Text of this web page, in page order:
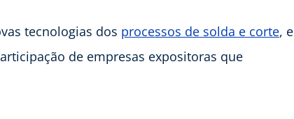
tecnologias dos processos de solda e corte, e
de empresas expositoras que